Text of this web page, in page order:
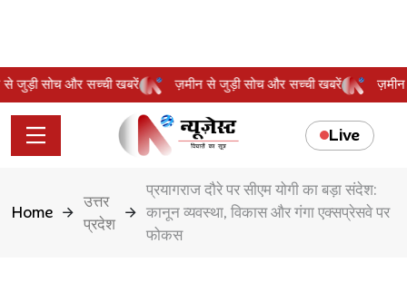
से जुड़ी सोच और सच्ची खबरें ज़मीन से जुड़ी सोच और सच्ची खबरें
Live
Home
उत्तर
प्रदेश
प्रयागराज दौरे पर सीएम योगी का बड़ा संदेश:
कानून व्यवस्था, विकास और गंगा एक्सप्रेसवे पर
फोकस